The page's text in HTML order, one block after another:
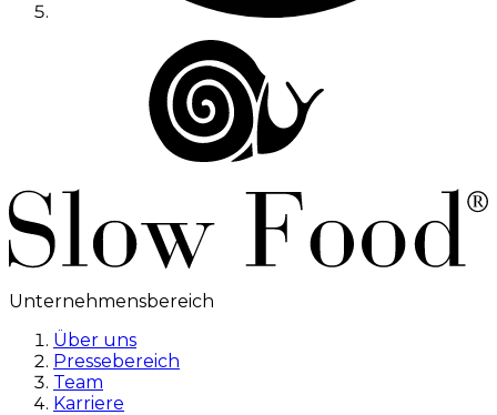
Unternehmensbereich
Über uns
Pressebereich
Team
Karriere